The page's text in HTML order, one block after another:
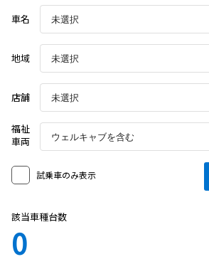
車名
地域
店舗
福祉
車両
試乗車のみ表示
該当車種台数
0